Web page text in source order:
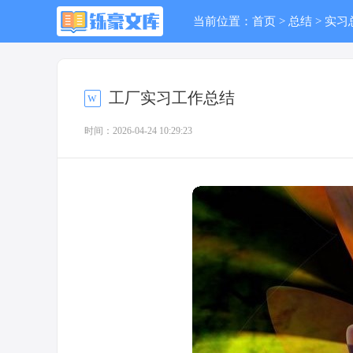
当前位置： 首页 > 总结 > 实习
工厂实习工作总结
时间：2026-04-24 10:29:23